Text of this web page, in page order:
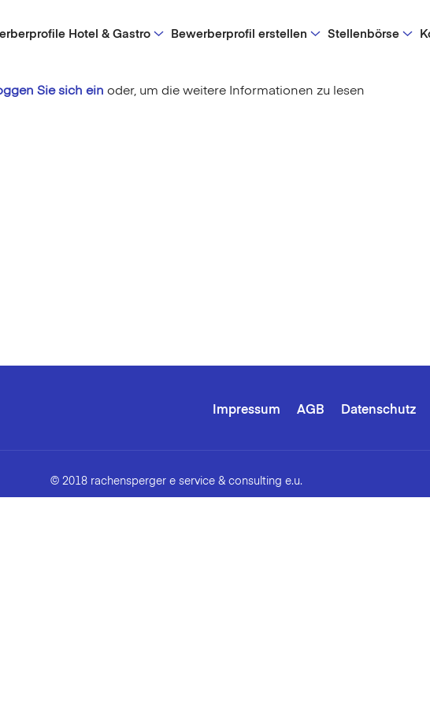
Hotel & Gastro Bewerberprofil erstellen Stellenbörse
Sie sich ein oder, um die weitere Informationen zu lesen
Impressum AGB Datenschutz
© 2018 rachensperger e service & consulting e.u.